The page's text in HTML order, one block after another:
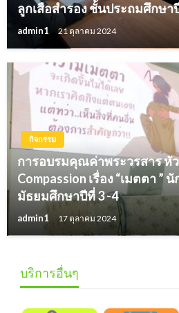
ลูกเสือสำรอง ชั้นประถมศึกษา
admin1 21 ตุลาคม 2024
กิจกรรม
การอบรมคุณค่าพระวรสาร หัว
Compassion เรื่อง “เมตตา ”
มัธยมศึกษาปีที่ 3 -4
admin1 17 ตุลาคม 2024
บริการอื่นๆ